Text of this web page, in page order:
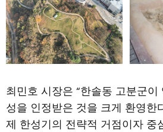
최민호 시장은 “한솔동 고분군
성을 인정받은 것을 크게 환영한
제 한성기의 전략적 거점이자 중